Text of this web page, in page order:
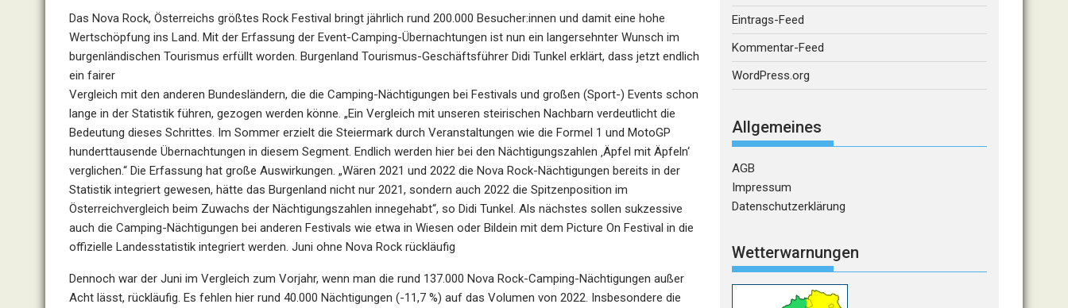
Das Nova Rock, Österreichs größtes Rock Festival bringt jährlich rund 200.000 Besucher:innen und damit eine hohe
Wertschöpfung ins Land. Mit der Erfassung der Event-Camping-Übernachtungen ist nun ein langersehnter Wunsch im
burgenländischen Tourismus erfüllt worden. Burgenland Tourismus-Geschäftsführer Didi Tunkel erklärt, dass jetzt endlich
ein fairer
Vergleich mit den anderen Bundesländern, die die Camping-Nächtigungen bei Festivals und großen (Sport-) Events schon
lange in der Statistik führen, gezogen werden könne. „Ein Vergleich mit unseren steirischen Nachbarn verdeutlicht die
Bedeutung dieses Schrittes. Im Sommer erzielt die Steiermark durch Veranstaltungen wie die Formel 1 und MotoGP
hunderttausende Übernachtungen in diesem Segment. Endlich werden hier bei den Nächtigungszahlen ‚Äpfel mit Äpfeln‘
verglichen.“ Die Erfassung hat große Auswirkungen. „Wären 2021 und 2022 die Nova Rock-Nächtigungen bereits in der
Statistik integriert gewesen, hätte das Burgenland nicht nur 2021, sondern auch 2022 die Spitzenposition im
Österreichvergleich beim Zuwachs der Nächtigungszahlen innegehabt“, so Didi Tunkel. Als nächstes sollen sukzessive
auch die Camping-Nächtigungen bei anderen Festivals wie etwa in Wiesen oder Bildein mit dem Picture On Festival in die
offizielle Landesstatistik integriert werden. Juni ohne Nova Rock rückläufig
Dennoch war der Juni im Vergleich zum Vorjahr, wenn man die rund 137.000 Nova Rock-Camping-Nächtigungen außer
Acht lässt, rückläufig. Es fehlen hier rund 40.000 Nächtigungen (-11,7 %) auf das Volumen von 2022. Insbesondere die
Eintrags-Feed
Kommentar-Feed
WordPress.org
Allgemeines
AGB
Impressum
Datenschutzerklärung
Wetterwarnungen